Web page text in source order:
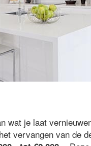
wat je laat
vervangen van de